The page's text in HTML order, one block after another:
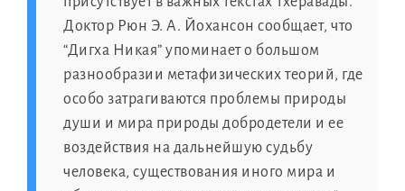
Доктор Рюн Э. А. Йохансон сообщает, что
“Дигха Никая” упоминает о большом
разнообразии метафизических теорий, где
особо затрагиваются проблемы природы
души и мира природы добродетели и ее
воздействия на дальнейшую судьбу
человека, существования иного мира и